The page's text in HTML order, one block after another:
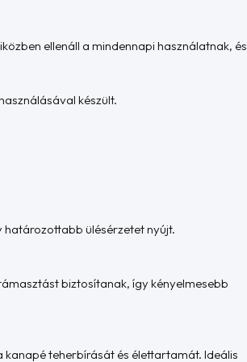
ellenáll a mindennapi használatnak, és
készült.
határozottabb ülésérzetet nyújt.
biztosítanak, így kényelmesebb
teherbírását és élettartamát. Ideális